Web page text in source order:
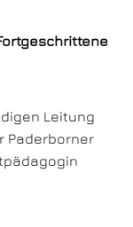
Leitung
Paderborner